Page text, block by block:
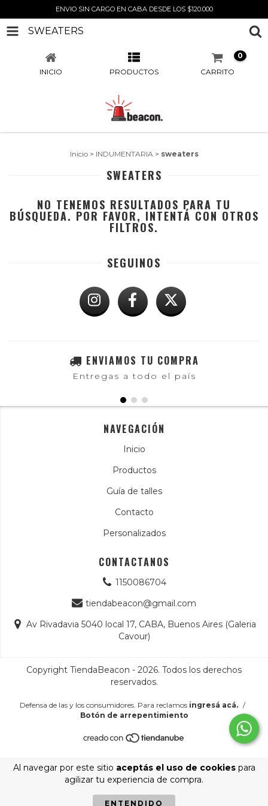
ENVIO SIN CARGO EN CABA DESDE LOS $120.000
SWEATERS
INICIO PRODUCTOS CARRITO
0
Al navegar por este sitio aceptás el uso de cookiespara
agilizar tu experiencia de compra.
ENTENDIDO
Inicio > INDUMENTARIA > sweaters
SWEATERS
NO TENEMOS RESULTADOS PARA TU
BÚSQUEDA. POR FAVOR, INTENTÁ CON OTROS
FILTROS.
SEGUINOS
ENVIAMOS TU COMPRA
Entregas a todo el país
NAVEGACIÓN
Inicio
Productos
Guía de talles
Contacto
Personalizados
CONTACTANOS
1150086704
tiendabeacon@gmail.com
Av Rivadavia 5040 local 17, CABA, Buenos Aires (Galeria
Cavour)
Copyright TiendaBeacon - 2026. Todos los derechos
reservados.
Defensa de las y los consumidores. Para reclamos ingresá acá. /
Botón de arrepentimiento